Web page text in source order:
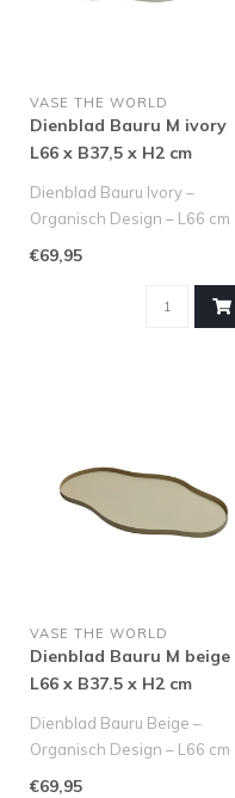
VASE THE WORLD
Dienblad Bauru M ivory
L66 x B37,5 x H2 cm
Dienblad Bauru Ivory –
Organisch Design – L66 cm
€69,95
VASE THE WORLD
Dienblad Bauru M beige
L66 x B37.5 x H2 cm
Dienblad Bauru Beige –
Organisch Design – L66 cm
€69,95